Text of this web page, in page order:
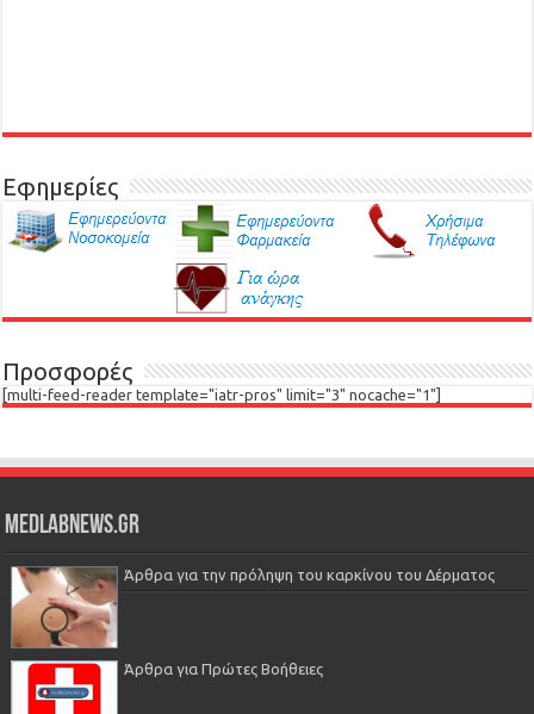
Εφημερίες
Προσφορές
[multi-feed-reader template="iatr-pros" limit="3" nocache="1"]
Medlabnews.gr
Άρθρα για την πρόληψη του καρκίνου του Δέρματος
Άρθρα για Πρώτες Βοήθειες